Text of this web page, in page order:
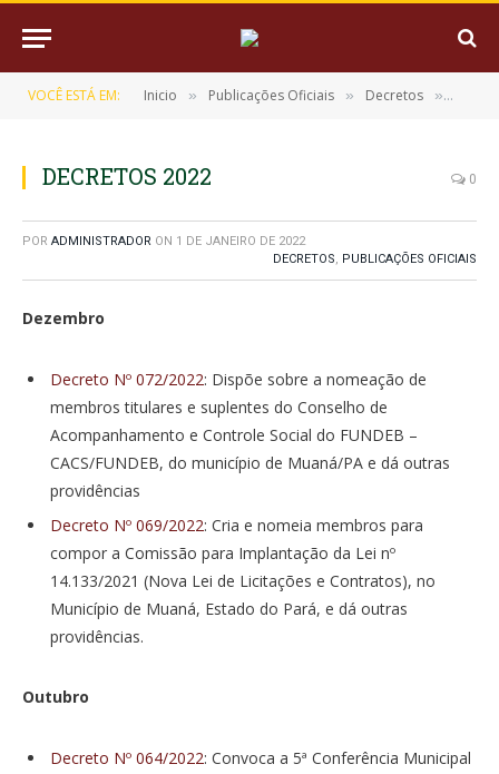
VOCÊ ESTÁ EM: Inicio » Publicações Oficiais » Decretos »
DECRETOS 2022 0
POR ADMINISTRADOR ON 1 DE JANEIRO DE 2022
DECRETOS, PUBLICAÇÕES OFICIAIS
Dezembro
Decreto Nº 072/2022: Dispõe sobre a nomeação de
membros titulares e suplentes do Conselho de
Acompanhamento e Controle Social do FUNDEB –
CACS/FUNDEB, do município de Muaná/PA e dá outras
providências
Decreto Nº 069/2022: Cria e nomeia membros para
compor a Comissão para Implantação da Lei nº
14.133/2021 (Nova Lei de Licitações e Contratos), no
Município de Muaná, Estado do Pará, e dá outras
providências.
Outubro
Decreto Nº 064/2022: Convoca a 5ª Conferência Municipal